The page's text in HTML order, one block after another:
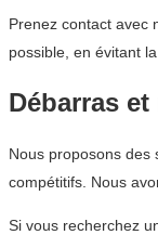
Prenez contact avec
possible, en évitant
Débarras
Nous proposons des
compétitifs. Nous
Si vous recherchez